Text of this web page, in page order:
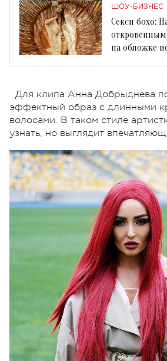
карьеры
ШОУ-БИЗНЕС
Секси бохо:
откровенным
на обложке
Для клипа Анна Добрыднева
эффектный образ с длинными
волосами. В таком стиле
узнать, но выглядит